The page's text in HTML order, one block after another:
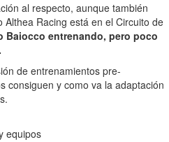
al respecto, aunque también
Racing está en el Circuito de
Baiocco entrenando, pero poco
de entrenamientos pre-
consiguen y como va la adaptación
equipos